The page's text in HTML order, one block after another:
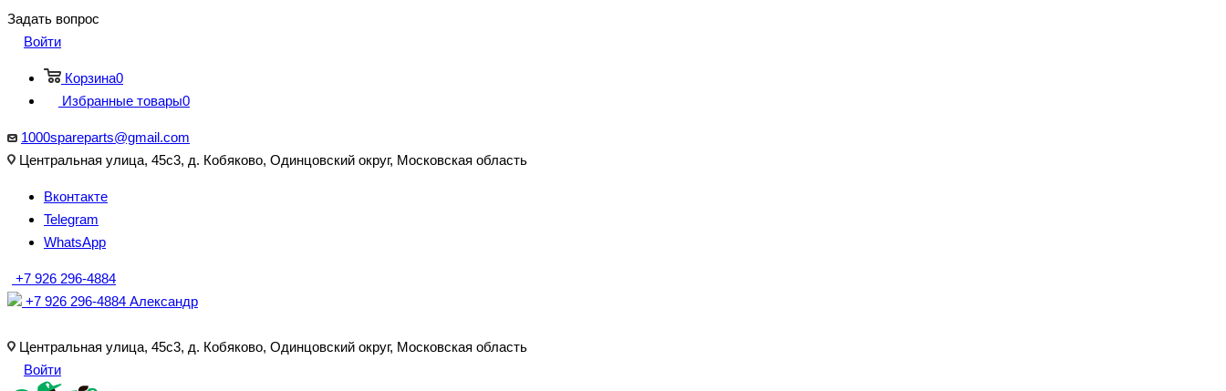
Задать вопрос
Войти
Корзина0
Избранные товары0
1000spareparts@gmail.com
Центральная улица, 45с3, д. Кобяково, Одинцовский округ, Московская область
Вконтакте
Telegram
WhatsApp
+7 926 296-4884
+7 926 296-4884 Александр
Центральная улица, 45с3, д. Кобяково, Одинцовский округ, Московская область
Войти